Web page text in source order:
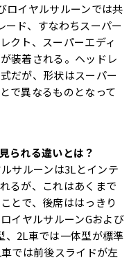
ロイヤルサルーンでは共
ド、すなわちスーパー
クト、スーパーエディ
装着される。ヘッドレ
だが、形状はスーパー
で異なるものとなって
られる違いとは？
サルーンは3Lとインテ
るが、これはあくまで
とで、後席ははっきり
イヤルサルーンGおよび
、2L車では一体型が標準
では前後スライドが左